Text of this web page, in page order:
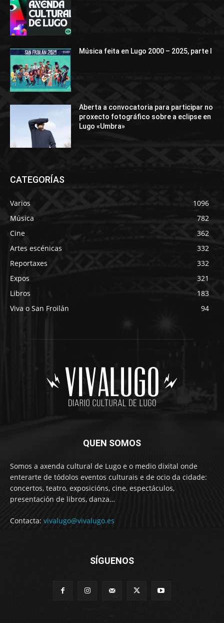
Música feita en Lugo 2000 – 2025, parte I
Aberta a convocatoria para participar no
proxecto fotográfico sobre a eclipse en
Lugo «Umbra»
CATEGORÍAS
Varios
1096
Música
782
Cine
362
Artes escénicas
332
Reportaxes
332
Expos
321
Libros
183
Viva o San Froilán
94
QUEN SOMOS
Somos a axenda cultural de Lugo e o medio dixital onde
enterarte de tódolos eventos culturais e de ocio da cidade:
concertos, teatro, exposicións, cine, espectáculos,
presentación de libros, danza…
Contacta: vivalugo@vivalugo.es
SÍGUENOS